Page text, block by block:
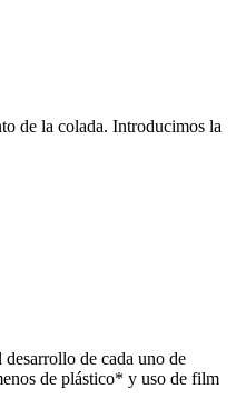
de la colada. Introducimos la
de cada uno de
de plástico* y uso de film